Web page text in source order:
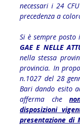
necessari i 24
precedenza a
Si è sempre
GAE E NELLE
nella stessa
provincia. In
n.1027 del 28
Bari dando esito
afferma che
disposizioni
presentazione di